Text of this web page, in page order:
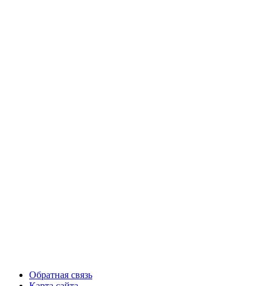
Обратная связь